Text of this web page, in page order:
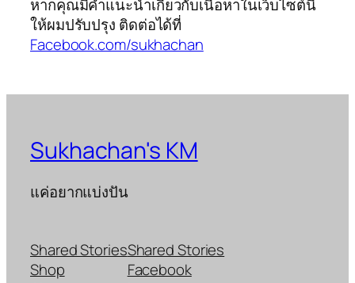
หากคุณมีคำแนะนำเกี่ยวกับเนื้อหาในเว็บไซต์นี้
ให้ผมปรับปรุง ติดต่อได้ที่
Facebook.com/sukhachan
Sukhachan's KM
แค่อยากแบ่งปัน
Shared Stories
Shop
Shared Stories
Facebook